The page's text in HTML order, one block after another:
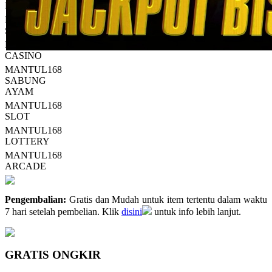
Reviews.
Tautan
halaman
sama.
MANTUL168
MANTUL168
SPORTSBOOK
MANTUL168
CASINO
MANTUL168
SABUNG
AYAM
MANTUL168
SLOT
MANTUL168
LOTTERY
MANTUL168
ARCADE
Pengembalian: Gratis dan Mudah untuk item tertentu dalam waktu
7 hari setelah pembelian. Klik disini untuk info lebih lanjut.
GRATIS ONGKIR